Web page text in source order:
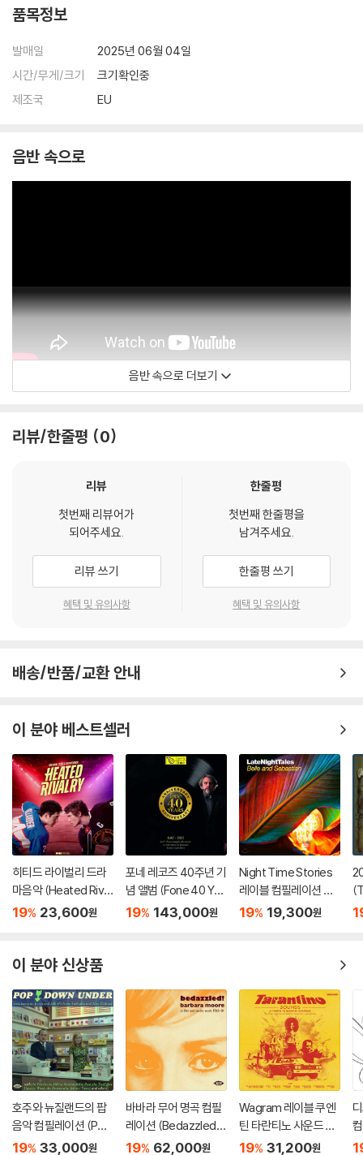
품목정보
발매일
2025년 06월 04일
시간/무게/크기
크기확인중
제조국
EU
음반 속으로
georgemichael / Chris Rea Official
음반 속으로 더보기
리뷰/한줄평 0
리뷰
첫번째 리뷰어가
되어주세요.
리뷰 쓰기
혜택 및 유의사항
한줄평
첫번째 한줄평을
남겨주세요.
한줄평 쓰기
혜택 및 유의사항
배송/반품/교환 안내
이 분야 베스트셀러
히티드 라이벌리 드라
마음악 (Heated Rival
ry Original Soundtra
19% 23,600원
포네 레코즈 40주년 기
념 앨범 (Fone 40 Yea
rs 1983-2023) [2L
19% 143,000원
Night Time Stories
레이블 컴필레이션 앨
범: 벨 앤 세바스찬 Vol.
19% 19,300원
이 분야 신상품
호주와 뉴질랜드의 팝
음악 컴필레이션 (Pop
Down Under 1966-1
19% 33,000원
바바라 무어 명곡 컴필
레이션 (Bedazzled!
Barbara Moore TV, F
19% 62,000원
Wagram 레이블 쿠엔
틴 타란티노 사운드 컴
필레이션 (Tarantino
19% 31,200원